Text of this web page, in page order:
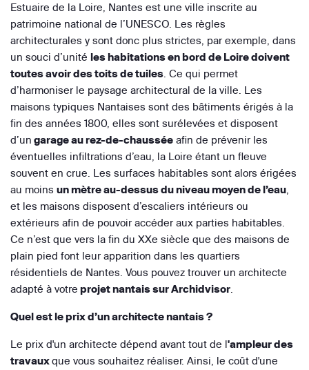
Estuaire de la Loire, Nantes est une ville inscrite au
patrimoine national de l’UNESCO. Les règles
architecturales y sont donc plus strictes, par exemple, dans
un souci d’unité les habitations en bord de Loire doivent
toutes avoir des toits de tuiles. Ce qui permet
d’harmoniser le paysage architectural de la ville. Les
maisons typiques Nantaises sont des bâtiments érigés à la
fin des années 1800, elles sont surélevées et disposent
d’un garage au rez-de-chaussée afin de prévenir les
éventuelles infiltrations d’eau, la Loire étant un fleuve
souvent en crue. Les surfaces habitables sont alors érigées
au moins un mètre au-dessus du niveau moyen de l’eau,
et les maisons disposent d’escaliers intérieurs ou
extérieurs afin de pouvoir accéder aux parties habitables.
Ce n’est que vers la fin du XXe siècle que des maisons de
plain pied font leur apparition dans les quartiers
résidentiels de Nantes. Vous pouvez trouver un architecte
adapté à votre projet nantais sur Archidvisor.
Quel est le prix d’un architecte nantais ?
Le prix d'un architecte dépend avant tout de l'ampleur des
travauxque vous souhaitez réaliser. Ainsi, le coût d'une